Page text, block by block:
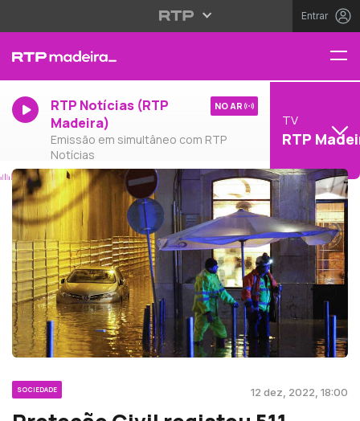
Entrar
RTP Notícias (RTP
Madeira)
Emissão em simultâneo com RTP
Notícias
NO AR
TV
RTP
SOCIEDADE 12 dez, 2022, 18:00